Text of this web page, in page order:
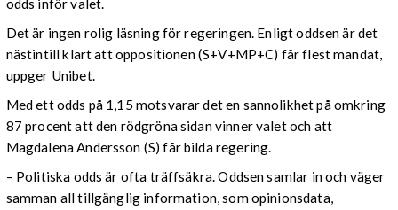
odds inför valet.
Det är ingen rolig läsning för regeringen. Enligt oddsen är det
nästintill klart att oppositionen (S+V+MP+C) får flest mandat,
uppger Unibet.
Med ett odds på 1,15 motsvarar det en sannolikhet på omkring
87 procent att den rödgröna sidan vinner valet och att
Magdalena Andersson (S) får bilda regering.
– Politiska odds är ofta träffsäkra. Oddsen samlar in och väger
samman all tillgänglig information, som opinionsdata,